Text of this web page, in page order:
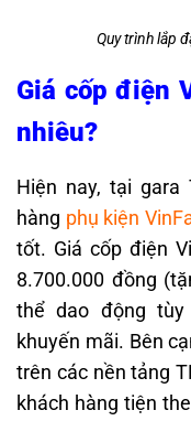
Quy trình lắp
Giá cốp điện
nhiêu?
Hiện nay, tại
hàng phụ kiện
tốt. Giá cốp điện
8.700.000 đồng
thể dao động
khuyến mãi. Bên
trên các nền tảng
khách hàng tiện